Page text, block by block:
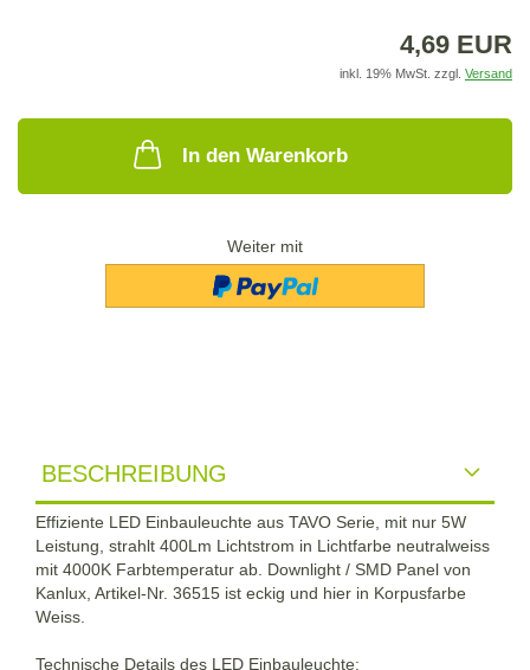
4,69 EUR
inkl. 19% MwSt. zzgl. Versand
In den Warenkorb
Weiter mit
BESCHREIBUNG
Effiziente LED Einbauleuchte aus TAVO Serie, mit nur 5W
Leistung, strahlt 400Lm Lichtstrom in Lichtfarbe neutralweiss
mit 4000K Farbtemperatur ab. Downlight / SMD Panel von
Kanlux, Artikel-Nr. 36515 ist eckig und hier in Korpusfarbe
Weiss.
Technische Details des LED Einbauleuchte: